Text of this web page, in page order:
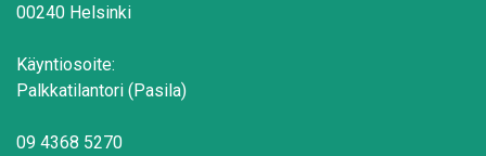
00240 Helsinki
Käyntiosoite:
Palkkatilantori (Pasila)
09 4368 5270